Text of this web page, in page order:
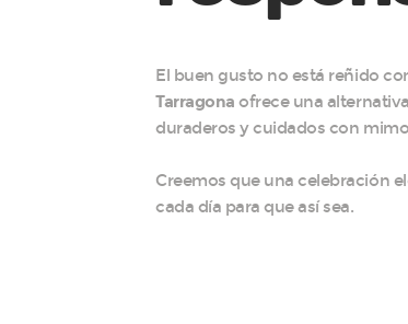
El buen gusto no está reñido
Tarragona ofrece una
duraderos y cuidados con
Creemos que una celebración
cada día para que así sea.